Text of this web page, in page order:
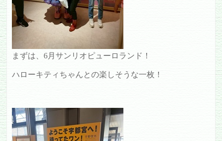
まずは、6月サンリオピューロランド！
ハローキティちゃんとの楽しそうな一枚！